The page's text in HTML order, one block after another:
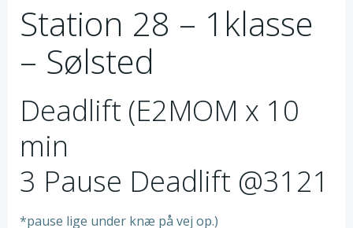
Station 28 – 1klasse
– Sølsted
Deadlift (E2MOM x 10
min
3 Pause Deadlift @3121
*pause lige under knæ på vej op.)